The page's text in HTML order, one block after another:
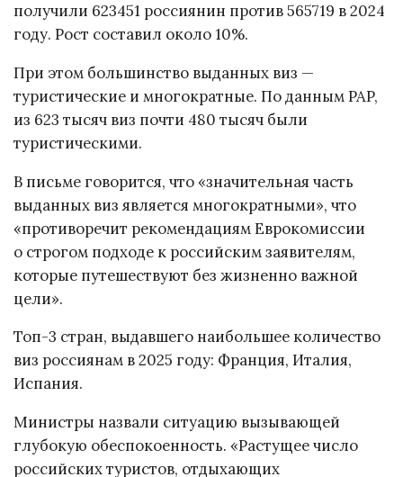
получили 623451 россиянин против 565719 в 2024
году. Рост составил около 10%.
При этом большинство выданных виз —
туристические и многократные. По данным PAP,
из 623 тысяч виз почти 480 тысяч были
туристическими.
В письме говорится, что «значительная часть
выданных виз является многократными», что
«противоречит рекомендациям Еврокомиссии
о строгом подходе к российским заявителям,
которые путешествуют без жизненно важной
цели».
Топ-3 стран, выдавшего наибольшее количество
виз россиянам в 2025 году: Франция, Италия,
Испания.
Министры назвали ситуацию вызывающей
глубокую обеспокоенность. «Растущее число
российских туристов, отдыхающих